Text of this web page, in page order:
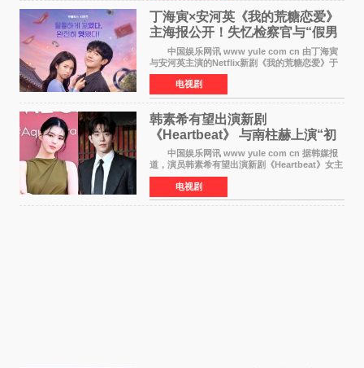
丁海寅×安河英《我的荒糖恋爱》
主海报公开！失忆检察官与“假男
友”同居罗曼史来
中国娱乐网讯 www yule com cn 由丁海寅
与安河英主演的Netflix新剧《我的荒糖恋爱》于
近日公开主海报，正式进入开播倒计时。 海
报中，两人并肩站在充满怀旧气息的九津麦芽村
街道上，丁
电视剧
韩素希有望出演新剧
《Heartbeat》 与南柱赫上演“初
恋归来”奇幻罗曼史
中国娱乐网讯 www yule com cn 据韩媒报
道，演员韩素希有望出演新剧《Heartbeat》女主
角，与南柱赫合作，引发高度关注。 韩素希
在剧中饰演能够看到过去的女人洪莎朗一角，因
初恋的意外
电视剧